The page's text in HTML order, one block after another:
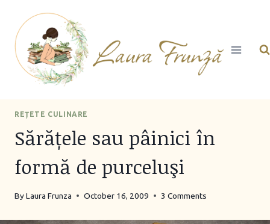
content
REȚETE CULINARE
Sărățele sau pâinici în
formă de purceluşi
ByLaura Frunza October 16, 2009 3 Comments